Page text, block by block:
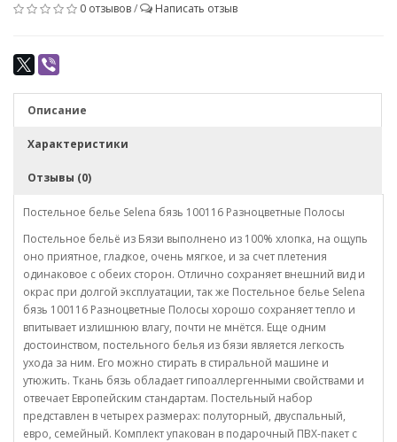
0 отзывов/ Написать отзыв
Описание
Характеристики
Отзывы (0)
Постельное белье Selena бязь 100116 Разноцветные Полосы
Постельное бельё из Бязи выполнено из 100% хлопка, на ощупь
оно приятное, гладкое, очень мягкое, и за счет плетения
одинаковое с обеих сторон. Отлично сохраняет внешний вид и
окрас при долгой эксплуатации, так же Постельное белье Selena
бязь 100116 Разноцветные Полосы хорошо сохраняет тепло и
впитывает излишнюю влагу, почти не мнётся. Еще одним
достоинством, постельного белья из бязи является легкость
ухода за ним. Его можно стирать в стиральной машине и
утюжить. Ткань бязь обладает гипоаллергенными свойствами и
отвечает Европейским стандартам. Постельный набор
представлен в четырех размерах: полуторный, двуспальный,
евро, семейный. Комплект упакован в подарочный ПВХ-пакет с